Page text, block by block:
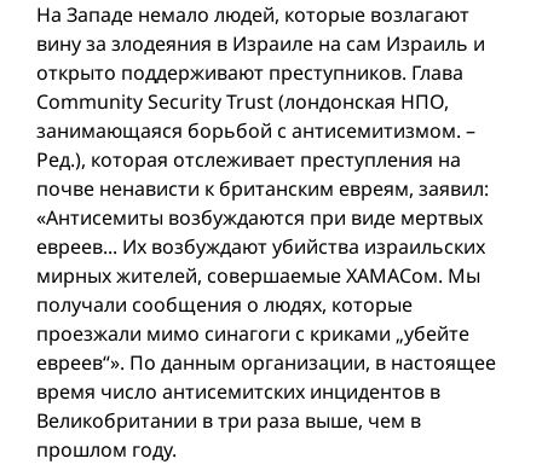
На Западе немало людей, которые возлагают
вину за злодеяния в Израиле на сам Израиль и
открыто поддерживают преступников. Глава
Community Security Trust (лондонская НПО,
занимающаяся борьбой с антисемитизмом. –
Ред.), которая отслеживает преступления на
почве ненависти к британским евреям, заявил:
«Антисемиты возбуждаются при виде мертвых
евреев... Их возбуждают убийства израильских
мирных жителей, совершаемые ХАМАСом. Мы
получали сообщения о людях, которые
проезжали мимо синагоги с криками „убейте
евреев“». По данным организации, в настоящее
время число антисемитских инцидентов в
Великобритании в три раза выше, чем в
прошлом году.